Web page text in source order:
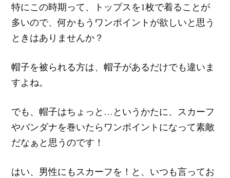
特にこの時期って、トップスを1枚で着ることが
多いので、何かもうワンポイントが欲しいと思う
ときはありませんか？
帽子を被られる方は、帽子があるだけでも違いま
すよね。
でも、帽子はちょっと…というかたに、スカーフ
やバンダナを巻いたらワンポイントになって素敵
だなぁと思うのです！
はい、男性にもスカーフを！と、いつも言ってお